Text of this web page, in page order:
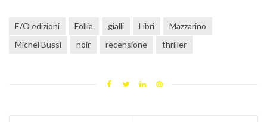
E/O edizioni Follia gialli Libri
Mazzarino
Michel Bussi
noir recensione thriller